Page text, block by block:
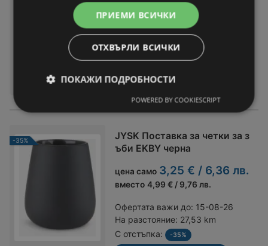
САМО ЗА ОГРАНИЧЕНО ВРЕМЕ!
Поставка за клечки за уши
LEKERYD кафява
МОЖЕТЕ ДА НАМЕРИТЕ
JYSK
-35%
JYSK Поставка за четки за з
ъби EKBY черна
цена само 3,25 € / 6,36 лв.
вместо 4,99 € / 9,76 лв.
Офертата важи до: 15-08-26
На разстояние: 27,53 km
С отстъпка:
-35%
ПРИЕМИ ВСИЧКИ
ОТХВЪРЛИ ВСИЧКИ
ПОКАЖИ ПОДРОБНОСТИ
POWERED BY COOKIESCRIPT